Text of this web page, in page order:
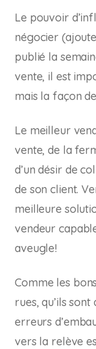
Le pouvoir
négocier
publié la
vente, il est
mais la façon
Le meilleur
vente, de la
d’un désir de
de son client.
meilleure
vendeur
aveugle!
Comme les
rues, qu’ils
erreurs
vers la relève